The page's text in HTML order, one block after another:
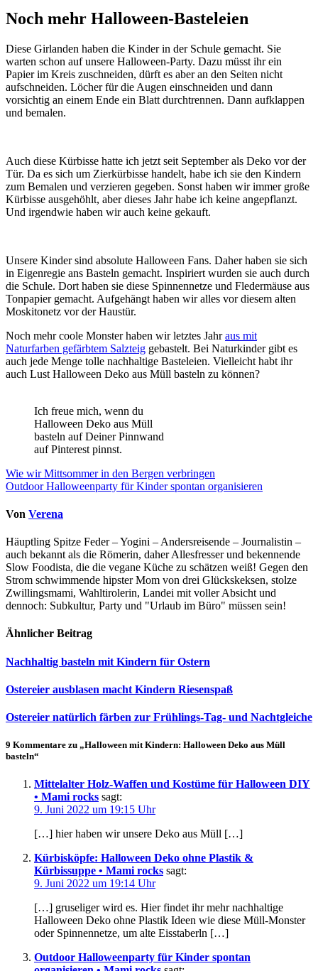
Noch mehr Halloween-Basteleien
Diese Girlanden haben die Kinder in der Schule gemacht. Sie
warten schon auf unsere Halloween-Party. Dazu müsst ihr ein
Papier im Kreis zuschneiden, dürft es aber an den Seiten nicht
aufschneiden. Löcher für die Augen einschneiden und dann
vorsichtig an einem Ende ein Blatt durchtrennen. Dann aufklappen
und bemalen.
Auch diese Kürbisse hatte ich jetzt seit September als Deko vor der
Tür. Da es sich um Zierkürbisse handelt, habe ich sie den Kindern
zum Bemalen und verzieren gegeben. Sonst haben wir immer große
Kürbisse ausgehöhlt, aber dieses Jahr habe ich keine angepflanzt.
Und irgendwie haben wir auch keine gekauft.
Unsere Kinder sind absolute Halloween Fans. Daher haben sie sich
in Eigenregie ans Basteln gemacht. Inspiriert wurden sie auch durch
die Schule. Dort haben sie diese Spinnennetze und Fledermäuse aus
Tonpapier gemacht. Aufgehängt haben wir alles vor diesem alten
Moskitonetz vor der Haustür.
Noch mehr coole Monster haben wir letztes Jahraus mit
Naturfarben gefärbtem Salzteig gebastelt. Bei Naturkinder gibt es
auch jede Menge tolle nachhaltige Basteleien. Vielleicht habt ihr
auch Lust Halloween Deko aus Müll basteln zu können?
Ich freue mich, wenn du
Halloween Deko aus Müll
basteln auf Deiner Pinnwand
auf Pinterest pinnst.
Beitragsnavigation
Wie wir Mittsommer in den Bergen verbringen
Outdoor Halloweenparty für Kinder spontan organisieren
Von Verena
Häuptling Spitze Feder – Yogini – Andersreisende – Journalistin –
auch bekannt als die Römerin, daher Allesfresser und bekennende
Slow Foodista, die die vegane Küche zu schätzen weiß! Gegen den
Strom schwimmende hipster Mom von drei Glückskeksen, stolze
Zwillingsmami, Wahltirolerin, Landei mit voller Absicht und
dennoch: Subkultur, Party und "Urlaub im Büro" müssen sein!
Ähnlicher Beitrag
Nachhaltig basteln mit Kindern für Ostern
Ostereier ausblasen macht Kindern Riesenspaß
Ostereier natürlich färben zur Frühlings-Tag- und Nachtgleiche
9 Kommentare zu „Halloween mit Kindern: Halloween Deko aus Müll
basteln“
Mittelalter Holz-Waffen und Kostüme für Halloween DIY
• Mami rocks sagt:
9. Juni 2022 um 19:15 Uhr
[…] hier haben wir unsere Deko aus Müll […]
Kürbisköpfe: Halloween Deko ohne Plastik &
Kürbissuppe • Mami rocks sagt:
9. Juni 2022 um 19:14 Uhr
[…] gruseliger wird es. Hier findet ihr mehr nachhaltige
Halloween Deko ohne Plastik Ideen wie diese Müll-Monster
oder Spinnennetze, um alte Eisstaberln […]
Outdoor Halloweenparty für Kinder spontan